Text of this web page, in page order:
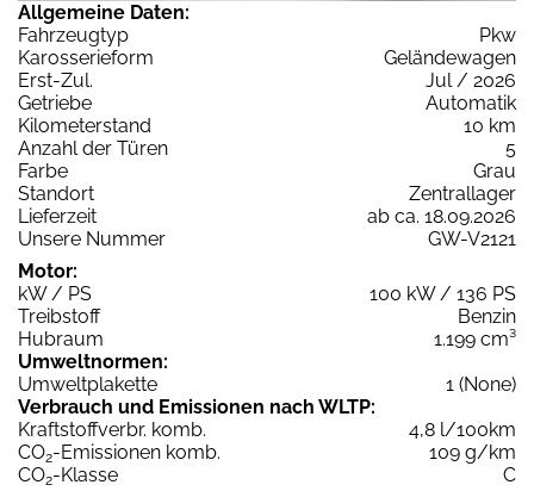
Allgemeine Daten:
Fahrzeugtyp
Pkw
Karosserieform
Geländewagen
Erst-Zul.
Jul / 2026
Getriebe
Automatik
Kilometerstand
10 km
Anzahl der Türen
5
Farbe
Grau
Standort
Zentrallager
Lieferzeit
ab ca. 18.09.2026
Unsere Nummer
GW-V2121
Motor:
kW / PS
100 kW / 136 PS
Treibstoff
Benzin
Hubraum
1.199 cm³
Umweltnormen:
Umweltplakette
1 (None)
Verbrauch und Emissionen nach WLTP:
Kraftstoffverbr. komb.
4,8 l/100km
CO2-Emissionen komb.
109 g/km
CO2-Klasse
C